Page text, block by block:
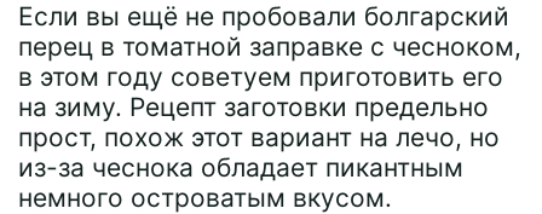
Если вы ещё не пробовали болгарский
перец в томатной заправке с чесноком,
в этом году советуем приготовить его
на зиму. Рецепт заготовки предельно
прост, похож этот вариант на лечо, но
из-за чеснока обладает пикантным
немного островатым вкусом.